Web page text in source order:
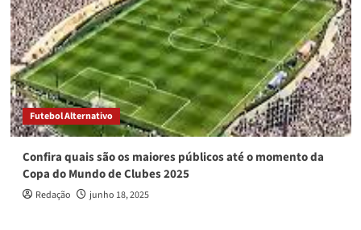
Futebol Alternativo
Confira quais são os maiores públicos até o momento da
Copa do Mundo de Clubes 2025
Redação junho 18, 2025